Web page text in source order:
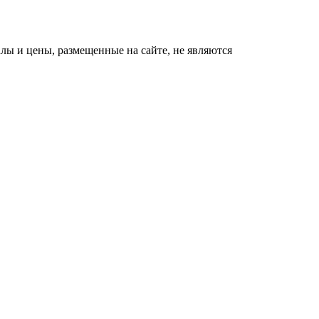
и цены, размещенные на сайте, не являются